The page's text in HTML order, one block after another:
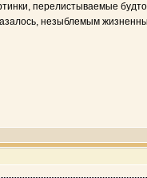
перелистываемые
незыблемым